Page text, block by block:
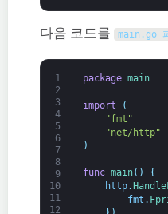
다음 코드를 main .go
1
2
3
4
5
6
7
8
9
10
11
12
package main
import
(
"fmt"
"net/http"
)
func main( )
{
http.
fmt .